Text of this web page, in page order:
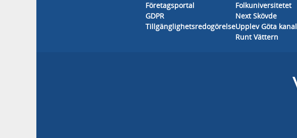
Företagsportal
GDPR
Tillgänglighetsredogörelse
Folkuniversitetet
Next Skövde
Upplev Göta kanal
Runt Vättern